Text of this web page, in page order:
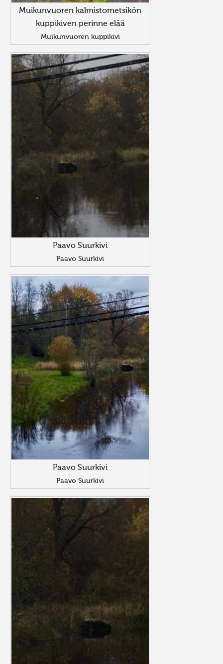
Muikunvuoren kalmistometsikön
kuppikiven perinne elää
Muikunvuoren kuppikivi
Paavo Suurkivi
Paavo Suurkivi
Paavo Suurkivi
Paavo Suurkivi